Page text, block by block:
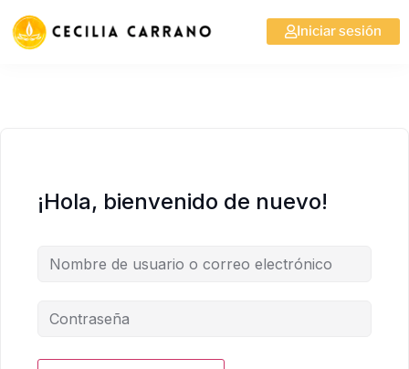
Iniciar sesión
¡Hola, bienvenido de nuevo!